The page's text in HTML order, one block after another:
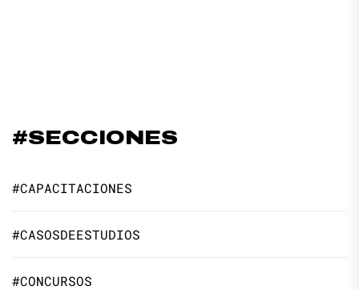
#SECCIONES
#CAPACITACIONES
#CASOSDEESTUDIOS
#CONCURSOS